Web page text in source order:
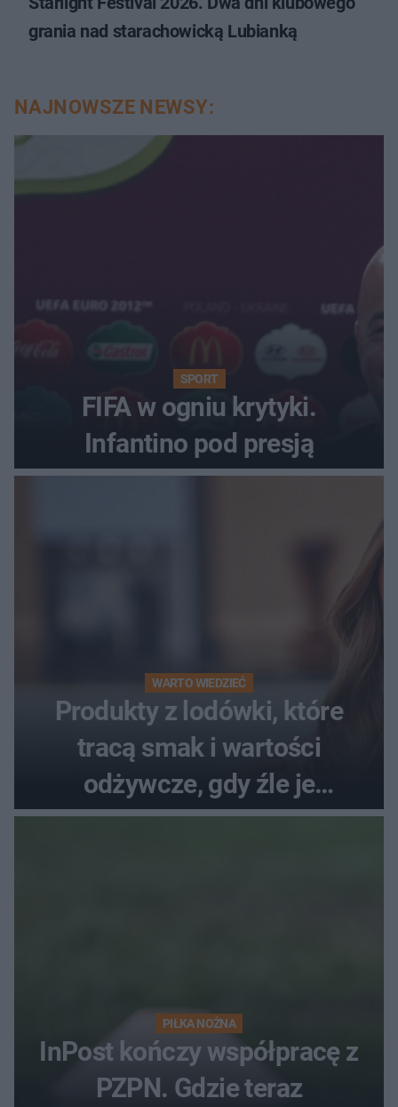
grania nad starachowicką Lubianką
NAJNOWSZE NEWSY:
SPORT
FIFA w ogniu krytyki.
Infantino pod presją
WARTO WIEDZIEĆ
Produkty z lodówki, które
tracą smak i wartości
odżywcze, gdy źle je
przechowujesz. Uczestniczka
PIŁKA NOŻNA
InPost kończy współpracę z
PZPN. Gdzie teraz